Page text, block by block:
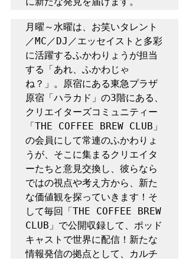
月曜～水曜は、お笑いタレント
／MC／DJ／エッセイストと多彩
に活躍するふかわりょうが担当
する「あれ、ふかわじゃ
ね？」。原宿にある東急プラザ
原宿「ハラカド」の3階にある、
クリエイターズコミュニティー
「THE COFFEE BREW CLUB」
の会員にして常連のふかわりょ
うが、そこに集まるクリエイタ
ーたちと意見交換し、彼らなら
ではの視点や考え方から、新た
な価値観を探っていきます！そ
して毎回「THE COFFEE BREW
CLUB」で公開収録して、ポッド
キャストで世界に配信！新たな
情報発信の拠点として、カルチ